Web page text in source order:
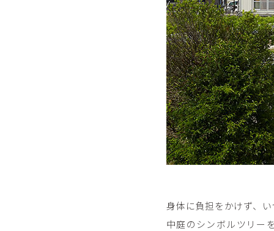
身体に負担をかけず、
中庭のシンボルツリー